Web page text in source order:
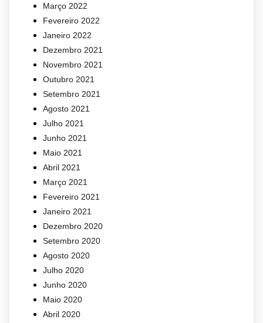
Março 2022
Fevereiro 2022
Janeiro 2022
Dezembro 2021
Novembro 2021
Outubro 2021
Setembro 2021
Agosto 2021
Julho 2021
Junho 2021
Maio 2021
Abril 2021
Março 2021
Fevereiro 2021
Janeiro 2021
Dezembro 2020
Setembro 2020
Agosto 2020
Julho 2020
Junho 2020
Maio 2020
Abril 2020